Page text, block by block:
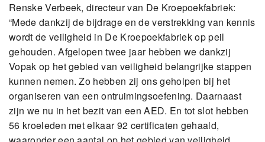
Renske Verbeek, directeur van De Kroepoekfabriek:
“Mede dankzij de bijdrage en de verstrekking van kennis
wordt de veiligheid in De Kroepoekfabriek op peil
gehouden. Afgelopen twee jaar hebben we dankzij
Vopak op het gebied van veiligheid belangrijke stappen
kunnen nemen. Zo hebben zij ons geholpen bij het
organiseren van een ontruimingsoefening. Daarnaast
zijn we nu in het bezit van een AED. En tot slot hebben
56 kroeleden met elkaar 92 certificaten gehaald,